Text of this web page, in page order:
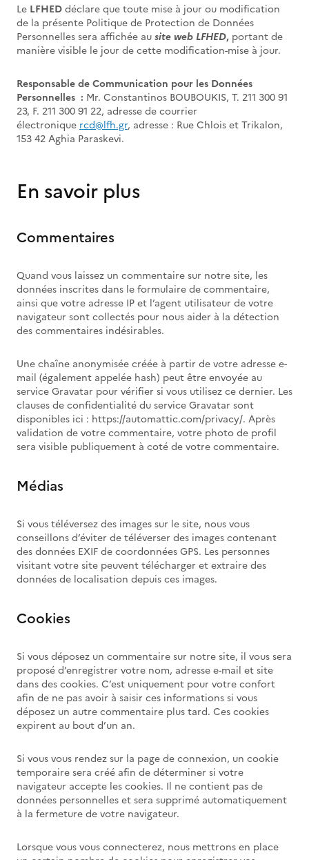
Le LFHED déclare que toute mise à jour ou modification
de la présente Politique de Protection de Données
Personnelles sera affichée au site web LFHED, portant de
manière visible le jour de cette modification-mise à jour.
Responsable de Communication pour les Données
Personnelles : Mr. Constantinos BOUBOUKIS, T. 211 300 91
23, F. 211 300 91 22, adresse de courrier
électronique rcd@lfh.gr, adresse : Rue Chlois et Trikalon,
153 42 Aghia Paraskevi.
En savoir plus
Commentaires
Quand vous laissez un commentaire sur notre site, les
données inscrites dans le formulaire de commentaire,
ainsi que votre adresse IP et l’agent utilisateur de votre
navigateur sont collectés pour nous aider à la détection
des commentaires indésirables.
Une chaîne anonymisée créée à partir de votre adresse e-
mail (également appelée hash) peut être envoyée au
service Gravatar pour vérifier si vous utilisez ce dernier. Les
clauses de confidentialité du service Gravatar sont
disponibles ici : https://automattic.com/privacy/. Après
validation de votre commentaire, votre photo de profil
sera visible publiquement à coté de votre commentaire.
Médias
Si vous téléversez des images sur le site, nous vous
conseillons d’éviter de téléverser des images contenant
des données EXIF de coordonnées GPS. Les personnes
visitant votre site peuvent télécharger et extraire des
données de localisation depuis ces images.
Cookies
Si vous déposez un commentaire sur notre site, il vous sera
proposé d’enregistrer votre nom, adresse e-mail et site
dans des cookies. C’est uniquement pour votre confort
afin de ne pas avoir à saisir ces informations si vous
déposez un autre commentaire plus tard. Ces cookies
expirent au bout d’un an.
Si vous vous rendez sur la page de connexion, un cookie
temporaire sera créé afin de déterminer si votre
navigateur accepte les cookies. Il ne contient pas de
données personnelles et sera supprimé automatiquement
à la fermeture de votre navigateur.
Lorsque vous vous connecterez, nous mettrons en place